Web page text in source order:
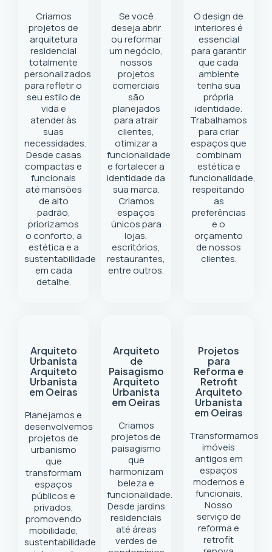
Criamos
projetos de
arquitetura
residencial
totalmente
personalizados
para refletir o
seu estilo de
vida e
atender às
suas
necessidades.
Desde casas
compactas e
funcionais
até mansões
de alto
padrão,
priorizamos
o conforto, a
estética e a
sustentabilidade
em cada
detalhe.
Se você
deseja abrir
ou reformar
um negócio,
nossos
projetos
comerciais
são
planejados
para atrair
clientes,
otimizar a
funcionalidade
e fortalecer a
identidade da
sua marca.
Criamos
espaços
únicos para
lojas,
escritórios,
restaurantes,
entre outros.
O design de
interiores é
essencial
para garantir
que cada
ambiente
tenha sua
própria
identidade.
Trabalhamos
para criar
espaços que
combinam
estética e
funcionalidade,
respeitando
as
preferências
e o
orçamento
de nossos
clientes.
Arquiteto
Urbanista
Arquiteto
Urbanista
em Oeiras
Planejamos e
desenvolvemos
projetos de
urbanismo
que
transformam
espaços
públicos e
privados,
promovendo
mobilidade,
sustentabilidade
Arquiteto
de
Paisagismo
Arquiteto
Urbanista
em Oeiras
Criamos
projetos de
paisagismo
que
harmonizam
beleza e
funcionalidade.
Desde jardins
residenciais
até áreas
verdes de
Projetos
para
Reforma e
Retrofit
Arquiteto
Urbanista
em Oeiras
Transformamos
imóveis
antigos em
espaços
modernos e
funcionais.
Nosso
serviço de
reforma e
retrofit